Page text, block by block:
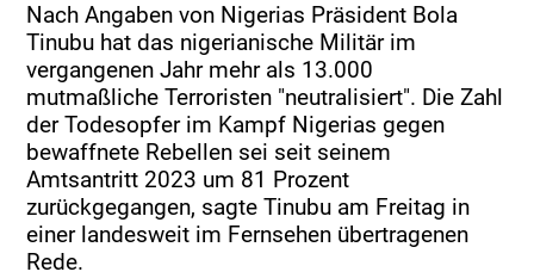
Nach Angaben von Nigerias Präsident Bola
Tinubu hat das nigerianische Militär im
vergangenen Jahr mehr als 13.000
mutmaßliche Terroristen "neutralisiert". Die Zahl
der Todesopfer im Kampf Nigerias gegen
bewaffnete Rebellen sei seit seinem
Amtsantritt 2023 um 81 Prozent
zurückgegangen, sagte Tinubu am Freitag in
einer landesweit im Fernsehen übertragenen
Rede.